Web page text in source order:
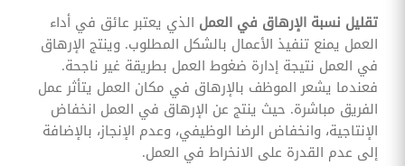
تقليل نسبة الإرهاق في العمل الذي يعتبر عائق في أداء
العمل يمنع تنفيذ الأعمال بالشكل المطلوب. وينتج الإرهاق
في العمل نتيجة إدارة ضغوط العمل بطريقة غير ناجحة.
فعندما يشعر الموظف بالإرهاق في مكان العمل يتأثر عمل
الفريق مباشرة. حيث ينتج عن الإرهاق في العمل انخفاض
الإنتاجية، وانخفاض الرضا الوظيفي، وعدم الإنجاز، بالإضافة
إلى عدم القدرة على الانخراط في العمل.